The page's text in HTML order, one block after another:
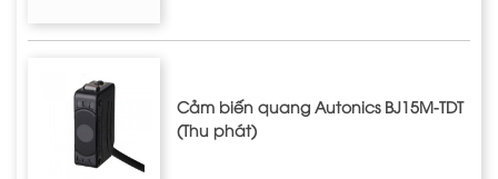
Cảm biến quang Autonics BJ15M-TDT
(Thu phát)